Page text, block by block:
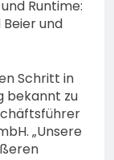
Runtime:
Beier und
Schritt in
bekannt zu
„Unsere